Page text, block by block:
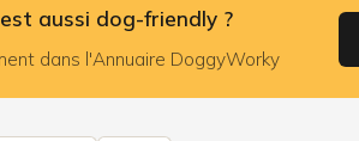
aussi dog-friendly ?
dans l'Annuaire DoggyWorky